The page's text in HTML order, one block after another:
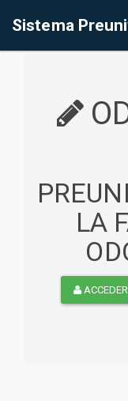
Sistema
LA